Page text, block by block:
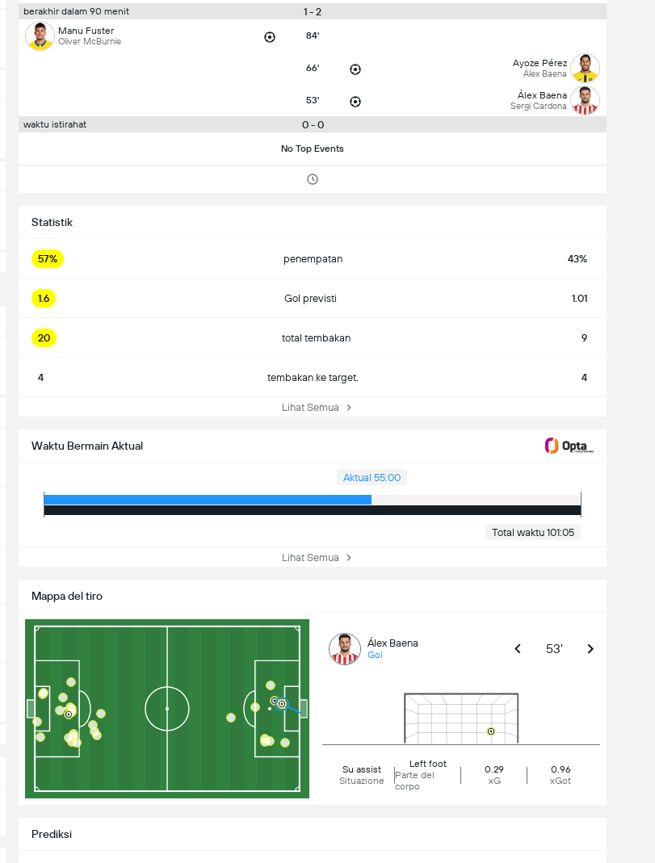
berakhir dalam 90 menit 1 - 2
Manu Fuster
Oliver McBurnie 84'
66' Ayoze Pérez
Álex Baena
53' Álex Baena
Sergi Cardona
waktu istirahat 0 - 0
No Top Events
Statistik
57% penempatan 43%
1.6 Gol previsti 1.01
20 total tembakan 9
4 tembakan ke target. 4
Lihat Semua
Waktu Bermain Aktual
Aktual 55:00
Total waktu 101:05
Lihat Semua
Mappa del tiro
Álex Baena
Gol 53'
Su assist
Situazione
Left foot
Parte del
corpo
0.29
xG
0.96
xGot
Prediksi